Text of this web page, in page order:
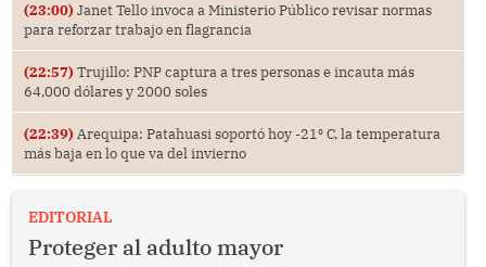
(23:00) Janet Tello invoca a Ministerio Público revisar normas
para reforzar trabajo en flagrancia
(22:57) Trujillo: PNP captura a tres personas e incauta más
64,000 dólares y 2000 soles
(22:39) Arequipa: Patahuasi soportó hoy -21⁰ C, la temperatura
más baja en lo que va del invierno
EDITORIAL
Proteger al adulto mayor